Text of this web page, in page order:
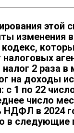
этой
изменения в
налог 2 раза в
на доходы
с 1 по 22
число
НДФЛ в 2024
в следующие